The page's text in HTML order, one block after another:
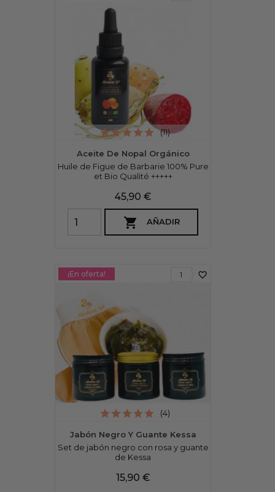
Aceite De Nopal Orgánico
Huile de Figue de Barbarie 100% Pure
et Bio Qualité +++++
Precio
45,90 €
 AÑADIR
(11)
Jabón Negro Y Guante Kessa
Set de jabón negro con rosa y guante
de Kessa
Precio
15,90 €
favorite_border
1
(4)
¡En oferta!